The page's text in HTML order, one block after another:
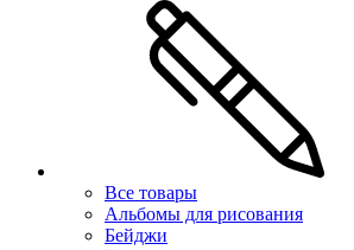
Все товары
Альбомы для рисования
Бейджи